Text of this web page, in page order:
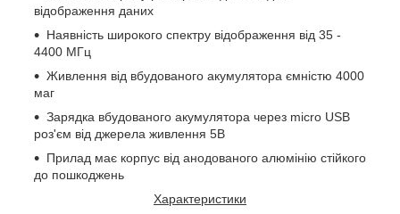
відображення даних
Наявність широкого спектру відображення від 35 -
4400 МГц
Живлення від вбудованого акумулятора ємністю 4000
маг
Зарядка вбудованого акумулятора через micro USB
роз'єм від джерела живлення 5В
Прилад має корпус від анодованого алюмінію стійкого
до пошкоджень
Характеристики